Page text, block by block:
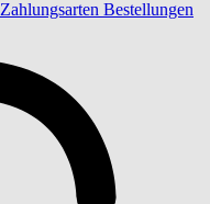
Zahlungsarten Bestellungen